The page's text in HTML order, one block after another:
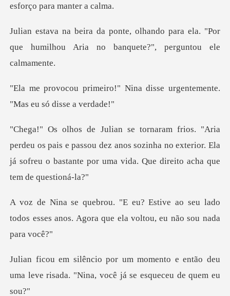
e
do para ela. "Por
que humilhou Aria no
Nina disse urgentemente.
"
pais e passou dez anos sozinha no exterior. Ela
já sofreu o b
ao seu lado
todos esses anos. Agora qu
to e então deu
uma leve risada. "Nina